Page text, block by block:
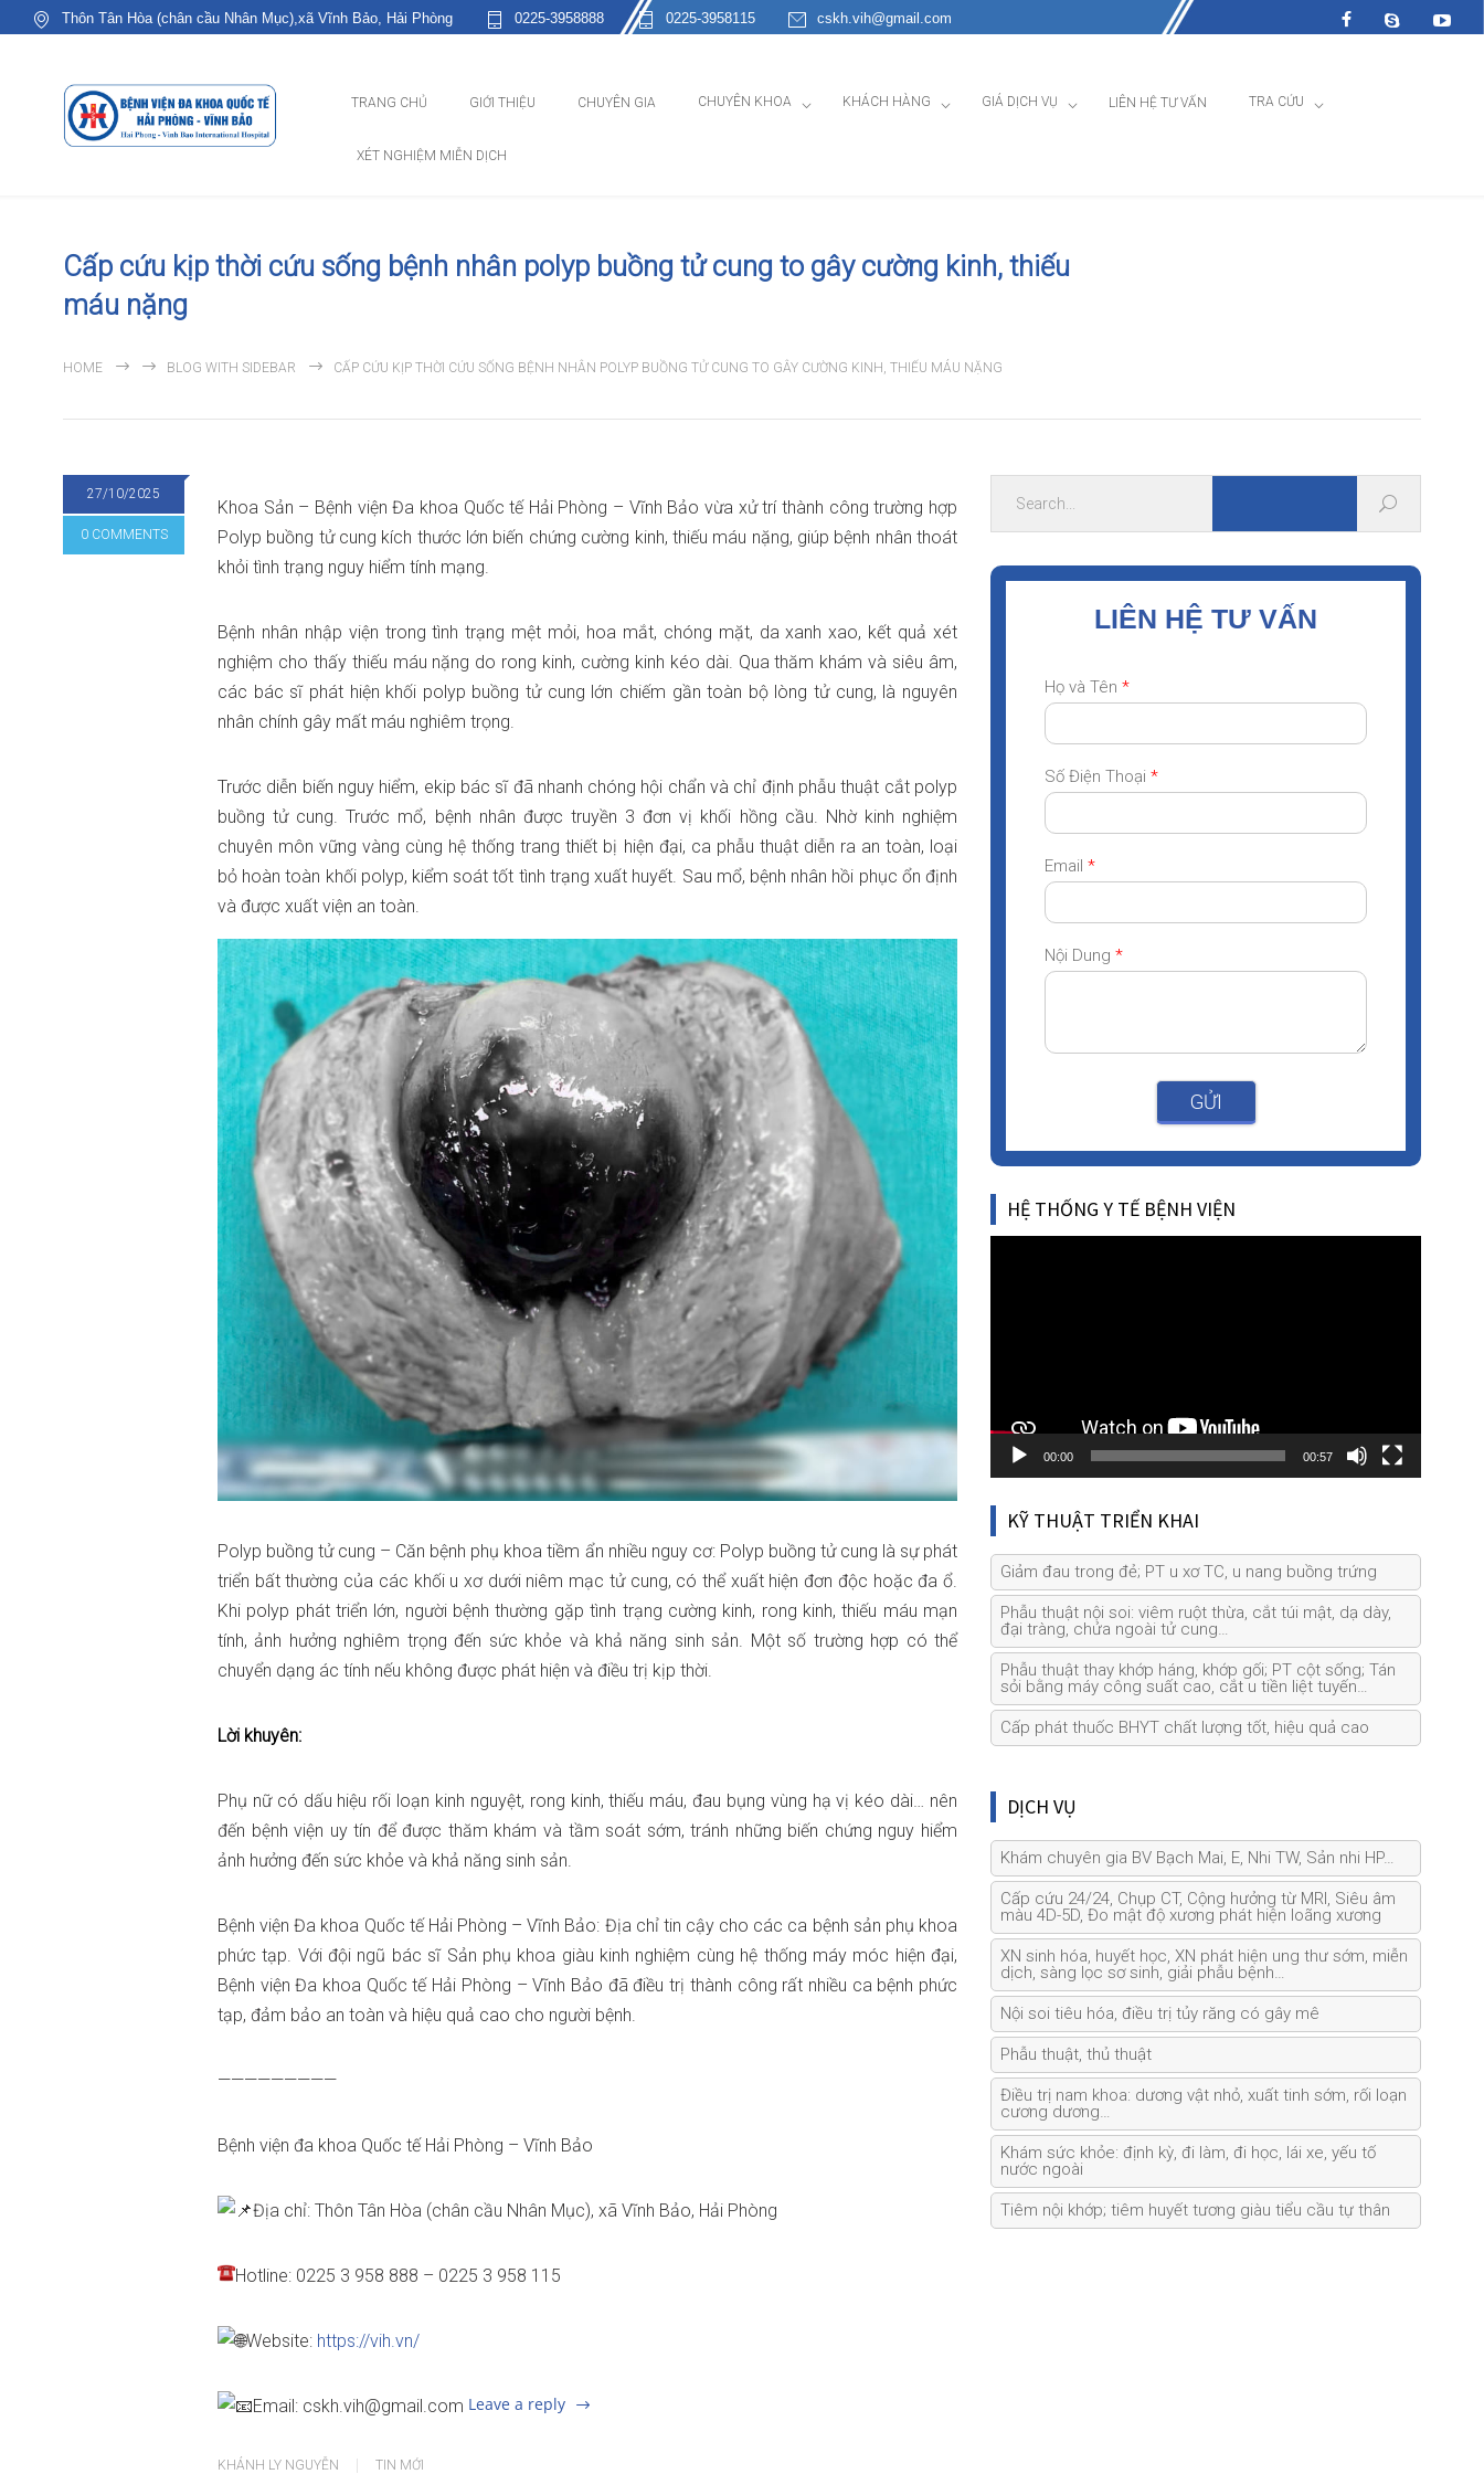
Thôn Tân Hòa (chân cầu Nhân Mục),xã Vĩnh Bảo, Hải Phòng 0225-3958888 0225-3958115 cskh.vih@gmail.com
TRANG CHỦ GIỚI THIỆU CHUYÊN GIA CHUYÊN KHOA KHÁCH HÀNG GIÁ DỊCH VỤ LIÊN HỆ TƯ VẤN TRA CỨU
XÉT NGHIỆM MIỄN DỊCH
Cấp cứu kịp thời cứu sống bệnh nhân polyp buồng tử cung to gây cường kinh, thiếu
máu nặng
HOME BLOG WITH SIDEBAR CẤP CỨU KỊP THỜI CỨU SỐNG BỆNH NHÂN POLYP BUỒNG TỬ CUNG TO GÂY CƯỜNG KINH, THIẾU MÁU NẶNG
27/10/2025
0 COMMENTS
Khoa Sản – Bệnh viện Đa khoa Quốc tế Hải Phòng – Vĩnh Bảo vừa xử trí thành công trường hợp
Polyp buồng tử cung kích thước lớn biến chứng cường kinh, thiếu máu nặng, giúp bệnh nhân thoát
khỏi tình trạng nguy hiểm tính mạng.
Bệnh nhân nhập viện trong tình trạng mệt mỏi, hoa mắt, chóng mặt, da xanh xao, kết quả xét
nghiệm cho thấy thiếu máu nặng do rong kinh, cường kinh kéo dài. Qua thăm khám và siêu âm,
các bác sĩ phát hiện khối polyp buồng tử cung lớn chiếm gần toàn bộ lòng tử cung, là nguyên
nhân chính gây mất máu nghiêm trọng.
Trước diễn biến nguy hiểm, ekip bác sĩ đã nhanh chóng hội chẩn và chỉ định phẫu thuật cắt polyp
buồng tử cung. Trước mổ, bệnh nhân được truyền 3 đơn vị khối hồng cầu. Nhờ kinh nghiệm
chuyên môn vững vàng cùng hệ thống trang thiết bị hiện đại, ca phẫu thuật diễn ra an toàn, loại
bỏ hoàn toàn khối polyp, kiểm soát tốt tình trạng xuất huyết. Sau mổ, bệnh nhân hồi phục ổn định
và được xuất viện an toàn.
Polyp buồng tử cung – Căn bệnh phụ khoa tiềm ẩn nhiều nguy cơ: Polyp buồng tử cung là sự phát
triển bất thường của các khối u xơ dưới niêm mạc tử cung, có thể xuất hiện đơn độc hoặc đa ổ.
Khi polyp phát triển lớn, người bệnh thường gặp tình trạng cường kinh, rong kinh, thiếu máu mạn
tính, ảnh hưởng nghiêm trọng đến sức khỏe và khả năng sinh sản. Một số trường hợp có thể
chuyển dạng ác tính nếu không được phát hiện và điều trị kịp thời.
Lời khuyên:
Phụ nữ có dấu hiệu rối loạn kinh nguyệt, rong kinh, thiếu máu, đau bụng vùng hạ vị kéo dài… nên
đến bệnh viện uy tín để được thăm khám và tầm soát sớm, tránh những biến chứng nguy hiểm
ảnh hưởng đến sức khỏe và khả năng sinh sản.
Bệnh viện Đa khoa Quốc tế Hải Phòng – Vĩnh Bảo: Địa chỉ tin cậy cho các ca bệnh sản phụ khoa
phức tạp. Với đội ngũ bác sĩ Sản phụ khoa giàu kinh nghiệm cùng hệ thống máy móc hiện đại,
Bệnh viện Đa khoa Quốc tế Hải Phòng – Vĩnh Bảo đã điều trị thành công rất nhiều ca bệnh phức
tạp, đảm bảo an toàn và hiệu quả cao cho người bệnh.
—————————
Bệnh viện đa khoa Quốc tế Hải Phòng – Vĩnh Bảo
Địa chỉ: Thôn Tân Hòa (chân cầu Nhân Mục), xã Vĩnh Bảo, Hải Phòng
Hotline: 0225 3 958 888 – 0225 3 958 115
Website: https://vih.vn/
Email: cskh.vih@gmail.com Leave a reply
KHÁNH LY NGUYỄN TIN MỚI
LIÊN HỆ TƯ VẤN
Họ và Tên *
Số Điện Thoại *
Email *
Nội Dung *
GỬI
HỆ THỐNG Y TẾ BỆNH VIỆN
Video
00:00 00:57
KỸ THUẬT TRIỂN KHAI
Giảm đau trong đẻ; PT u xơ TC, u nang buồng trứng
Phẫu thuật nội soi: viêm ruột thừa, cắt túi mật, dạ dày,
đại tràng, chửa ngoài tử cung…
Phẫu thuật thay khớp háng, khớp gối; PT cột sống; Tán
sỏi bằng máy công suất cao, cắt u tiền liệt tuyến…
Cấp phát thuốc BHYT chất lượng tốt, hiệu quả cao
DỊCH VỤ
Khám chuyên gia BV Bạch Mai, E, Nhi TW, Sản nhi HP…
Cấp cứu 24/24, Chụp CT, Cộng hưởng từ MRI, Siêu âm
màu 4D-5D, Đo mật độ xương phát hiện loãng xương
XN sinh hóa, huyết học, XN phát hiện ung thư sớm, miễn
dịch, sàng lọc sơ sinh, giải phẫu bệnh…
Nội soi tiêu hóa, điều trị tủy răng có gây mê
Phẫu thuật, thủ thuật
Điều trị nam khoa: dương vật nhỏ, xuất tinh sớm, rối loạn
cương dương…
Khám sức khỏe: định kỳ, đi làm, đi học, lái xe, yếu tố
nước ngoài
Tiêm nội khớp; tiêm huyết tương giàu tiểu cầu tự thân